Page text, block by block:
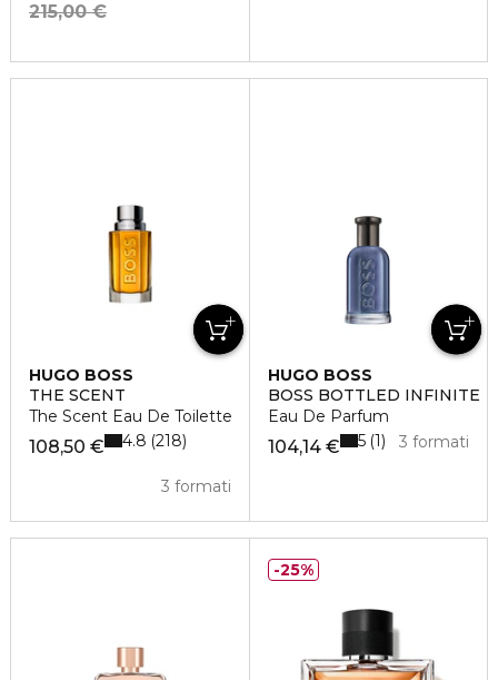
215,00 €
HUGO BOSS
THE SCENT
The Scent Eau De Toilette
108,50 €
3 formati
4.8 218
HUGO BOSS
BOSS BOTTLED INFINITE
Eau De Parfum
104,14 € 3 formati
5 1
25%